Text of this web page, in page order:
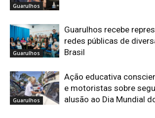
Guarulhos
Guarulhos
Guarulhos recebe
redes públicas de
Brasil
Guarulhos
Ação educativa
e motoristas sobre
alusão ao Dia Mundial